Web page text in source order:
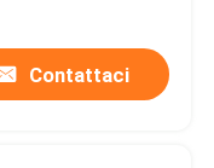
Contattaci